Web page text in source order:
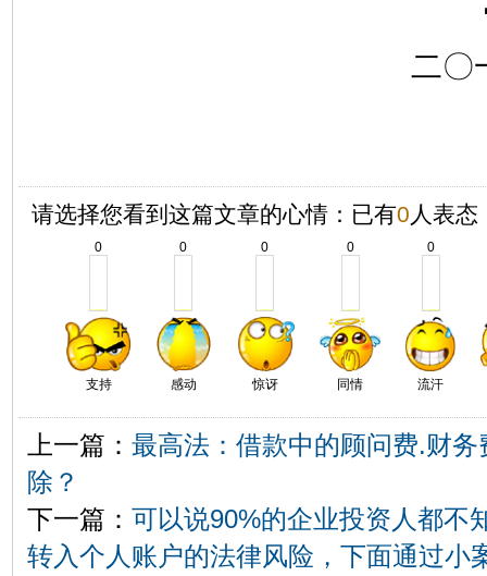
二〇
请选择您看到这篇文章的心情：已有0 人表态
0
支持
0
感动
0
惊讶
0
同情
0
流汗
上一篇： 最高法：借款中的顾问费.财
除？
下一篇： 可以说90%的企业投资人都不
转入个人账户的法律风险，下面通过小